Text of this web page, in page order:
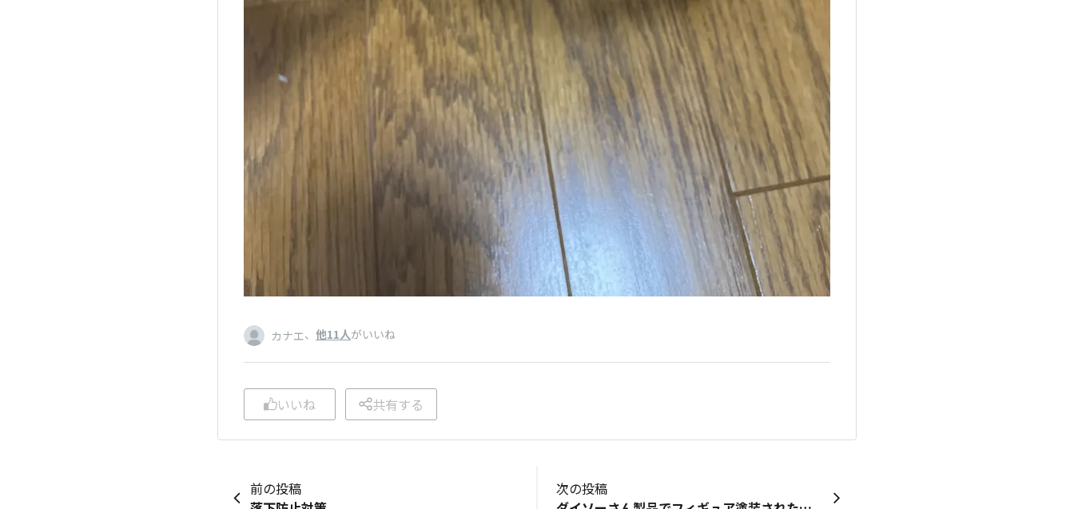
カナエ、 他11人がいいね
いいね 共有する
前の投稿
次の投稿